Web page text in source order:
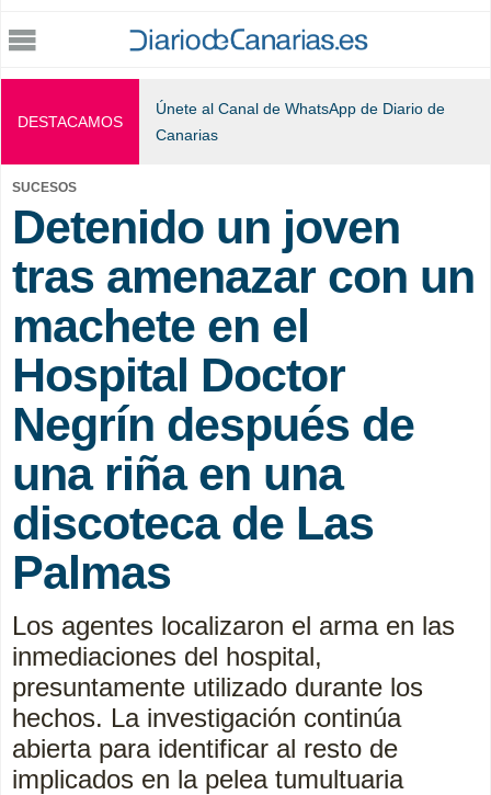
DESTACAMOS
Únete al Canal de WhatsApp de Diario de
Canarias
SUCESOS
Detenido un joven
tras amenazar con un
machete en el
Hospital Doctor
Negrín después de
una riña en una
discoteca de Las
Palmas
Los agentes localizaron el arma en las
inmediaciones del hospital,
presuntamente utilizado durante los
hechos. La investigación continúa
abierta para identificar al resto de
implicados en la pelea tumultuaria